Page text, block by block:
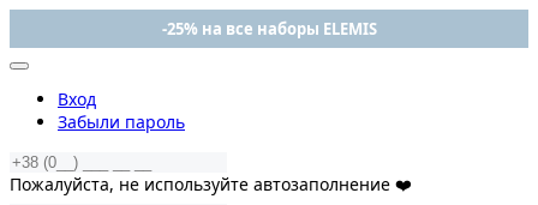
-25% на все наборы ELEMIS
Вход
Забыли пароль
Пожалуйста, не используйте автозаполнение ❤️